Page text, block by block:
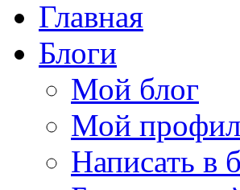
Главная
Блоги
Мой блог
Мой
Написать в